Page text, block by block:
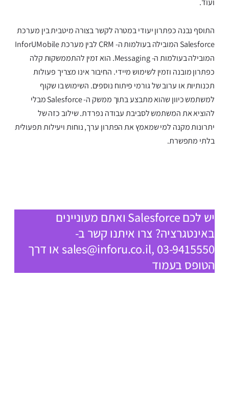
התוסף נבנה כפתרון יעודי במטרה לקשר בצורה מיטבית בין מערכת
Salesforce המובילה בעולמות ה- CRM לבין מערכת InforUMobile
המובילה בעולמות ה- Messaging. הוא זמין להתממשקות קלה
כפתרון מובנה וזמין לשימוש מיידי. החיבור אינו מצריך פעולות
תכנותיות או ערוב של גורמי פיתוח נוספים. השימוש בו שקוף
למשתמש כיוון שהוא מתבצע בתוך ממשק ה- Salesforce מבלי
להוציא את המשתמש לסביבת עבודה נפרדת. שילוב כזה של
יתרונות מקנה למי שמאמץ את הפתרון ערך, נוחות ויעילות תפעולית
בלתי מתפשרת.
יש לכם Salesforce ואתם מעוניינים
באינטגרציה? צרו איתנו קשר ב-
sales@inforu.co.il , 03-9415550 או דרך
הטופס בעמוד